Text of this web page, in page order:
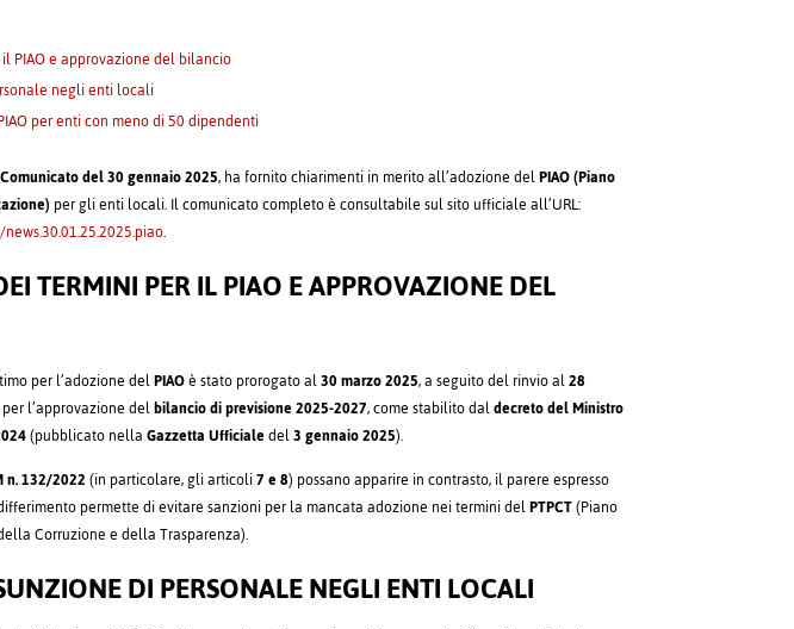
PIAO e approvazione del bilancio
negli enti locali
per enti con meno di 50 dipendenti
Comunicato del 30 gennaio 2025, ha fornito chiarimenti in merito all’adozione delPIAO (Piano
per gli enti locali. Il comunicato completo è consultabile sul sito ufficiale all’URL:
.
TERMINI PER IL PIAO E APPROVAZIONE DEL
per l’adozione delPIAOè stato prorogato al30 marzo 2025, a seguito del rinvio al28
l’approvazione delbilancio di previsione 2025-2027, come stabilito daldecreto del Ministro
(pubblicato nellaGazzetta Ufficialedel3 gennaio 2025).
n. 132/2022(in particolare, gli articoli7 e 8) possano apparire in contrasto, il parere espresso
permette di evitare sanzioni per la mancata adozione nei termini delPTPCT(Piano
Corruzione e della Trasparenza).
DI PERSONALE NEGLI ENTI LOCALI